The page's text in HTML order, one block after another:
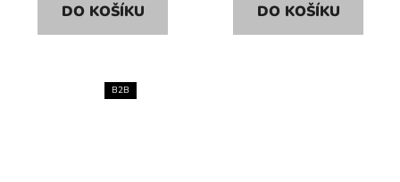
DO KOŠÍKU DO KOŠÍKU
B2B